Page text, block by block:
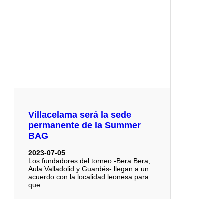
Villacelama será la sede
permanente de la Summer
BAG
2023-07-05
Los fundadores del torneo -Bera Bera,
Aula Valladolid y Guardés- llegan a un
acuerdo con la localidad leonesa para
que…